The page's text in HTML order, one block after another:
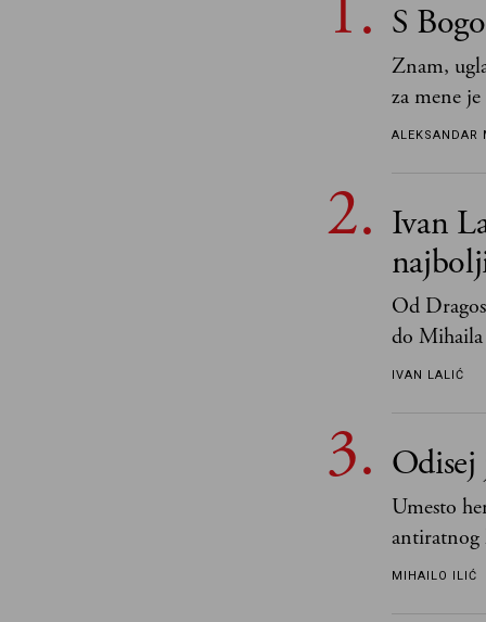
S
Znam,
za mene
tek retki
ALEKSANDAR
Ivan
Od
do
IVAN LALIĆ
Odisej
Umesto
antiratnog
učeći na
MIHAILO ILIĆ